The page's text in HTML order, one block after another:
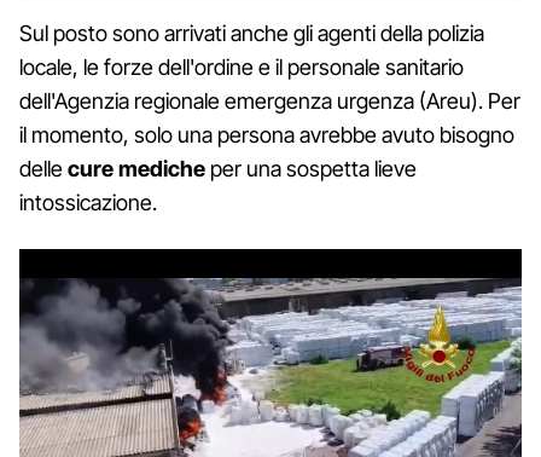
Sul posto sono arrivati anche gli agenti della polizia
locale, le forze dell'ordine e il personale sanitario
dell'Agenzia regionale emergenza urgenza (Areu). Per
il momento, solo una persona avrebbe avuto bisogno
dellecure mediche per una sospetta lieve
intossicazione.